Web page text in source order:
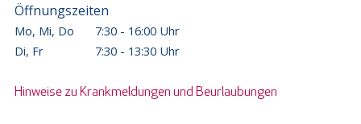
Öffnungszeiten
Mo, Mi, Do
7:30 - 16:00 Uhr
Di, Fr
7:30 - 13:30 Uhr
Hinweise zu Krankmeldungen und Beurlaubungen